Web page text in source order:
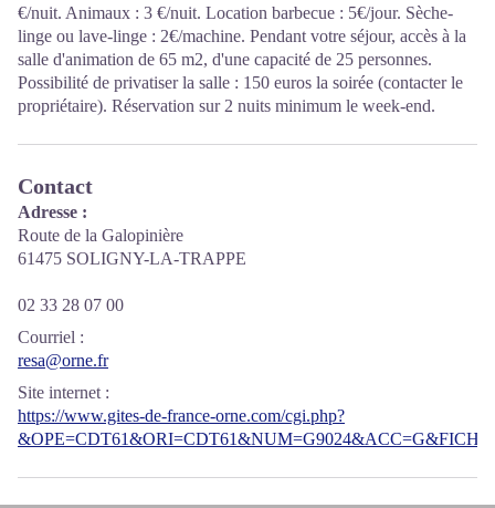
€/nuit. Animaux : 3 €/nuit. Location barbecue : 5€/jour. Sèche-
linge ou lave-linge : 2€/machine. Pendant votre séjour, accès à la
salle d'animation de 65 m2, d'une capacité de 25 personnes.
Possibilité de privatiser la salle : 150 euros la soirée (contacter le
propriétaire). Réservation sur 2 nuits minimum le week-end.
Contact
Adresse :
Route de la Galopinière
61475 SOLIGNY-LA-TRAPPE
02 33 28 07 00
Courriel :
resa@orne.fr
Site internet :
https://www.gites-de-france-orne.com/cgi.php?